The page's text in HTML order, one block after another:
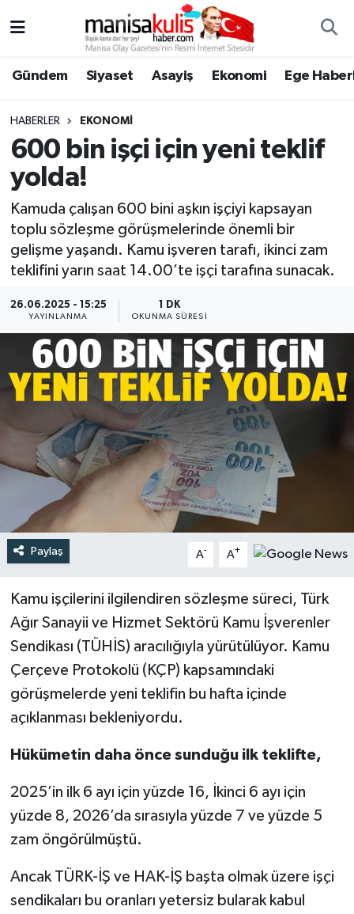
Gündem Siyaset Asayiş Ekonomi Ege
HABERLER EKONOMI
600 bin işçi için yeni teklif
yolda!
Kamuda çalışan 600 bini aşkın işçiyi kapsayan
toplu sözleşme görüşmelerinde önemli bir
gelişme yaşandı. Kamu işveren tarafı, ikinci zam
teklifini yarın saat 14.00’te işçi tarafına sunacak.
26.06.2025 - 15:25
YAYINLANMA
1 DK
OKUNMA SÜRESI
Paylaş A- A+
Kamu işçilerini ilgilendiren sözleşme süreci, Türk
Ağır Sanayii ve Hizmet Sektörü Kamu İşverenler
Sendikası (TÜHİS) aracılığıyla yürütülüyor. Kamu
Çerçeve Protokolü (KÇP) kapsamındaki
görüşmelerde yeni teklifin bu hafta içinde
açıklanması bekleniyordu.
Hükümetin daha önce sunduğu ilk teklifte,
2025’in ilk 6 ayı için yüzde 16, İkinci 6 ayı için
yüzde 8, 2026’da sırasıyla yüzde 7 ve yüzde 5
zam öngörülmüştü.
Ancak TÜRK-İŞ ve HAK-İŞ başta olmak üzere işçi
sendikaları bu oranları yetersiz bularak kabul
Ege Haberleri
Ekonomi
Genel
Gündem
Resmi İlan
Siyaset
Spor
Türkiye
Yaşam
Yunusemre Hava Durumu
Yunusemre Trafik Yoğunluk Haritası
Süper Lig Puan Durumu ve Fikstür
Tüm Manşetler
Son Dakika Haberleri
Haber Arşivi